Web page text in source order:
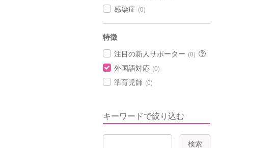
感染症 (0)
特徴
注目の新人サポーター (0)
外国語対応 (0)
準育児師 (0)
キーワードで絞り込む